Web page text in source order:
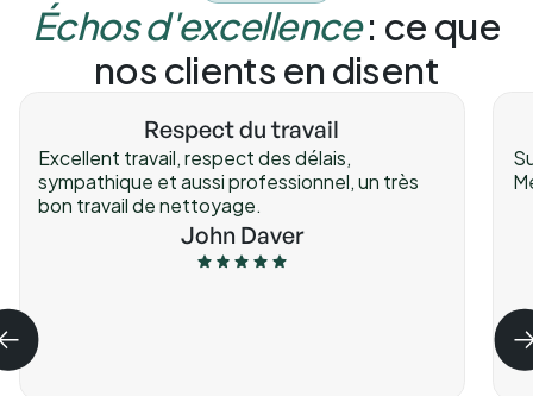
Échos d'excellence: ce que
nos clients en disent
Respect du travail
Excellent travail, respect des délais,
sympathique et aussi professionnel, un très
bon travail de nettoyage.
John Daver